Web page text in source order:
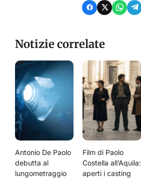
Notizie correlate
Antonio De Paolo
debutta al
lungometraggio
Film di Paolo
Costella all’Aquila:
aperti i casting